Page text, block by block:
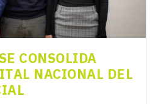
CONSOLIDA
NACIONAL DEL